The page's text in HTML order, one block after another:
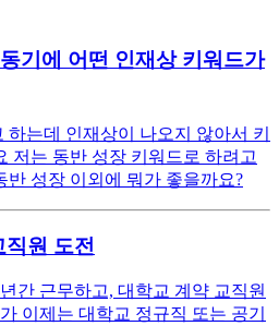
기에 어떤 인재상 키워드가
는데 인재상이 나오지 않아서 키
저는 동반 성장 키워드로 하려고
반 성장 이외에 뭐가 좋을까요?
직원 도전
간 근무하고, 대학교 계약 교직원
이제는 대학교 정규직 또는 공기